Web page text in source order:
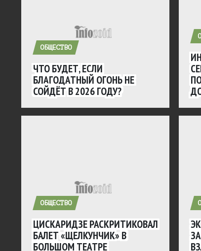
ОБЩЕСТВО
ЧТО БУДЕТ, ЕСЛИ
БЛАГОДАТНЫЙ ОГОНЬ НЕ
СОЙДЁТ В 2026 ГОДУ?
ОБЩЕСТВО
ЦИСКАРИДЗЕ РАСКРИТИКОВАЛ
БАЛЕТ «ЩЕЛКУНЧИК» В
БОЛЬШОМ ТЕАТРЕ